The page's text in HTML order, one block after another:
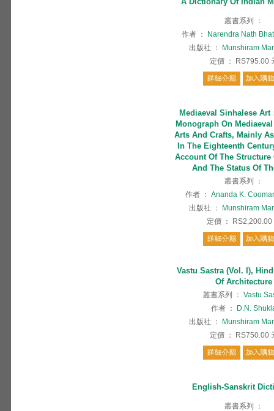
叢書系列
：
作者 ：
Narendra Nath
出版社
：
Munshiram
定價 ： RS795.00
Mediaeval Sinhalese Art
Monograph On
Arts And Crafts, Mainly
In The Eighteenth
Account Of The Structure
And The Status Of
叢書系列
：
作者 ：
Ananda K.
出版社
：
Munshiram
定價 ： RS2,200.00
Vastu Sastra (Vol. I),
Of Architecture
叢書系列 ： Vastu
作者 ：
D.N.
出版社
：
Munshiram
定價 ： RS750.00
English-Sanskrit
叢書系列
：